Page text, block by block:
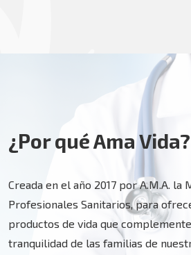
¿Por qué Ama Vida?
Creada en el año 2017 por A.M.A. la
Profesionales Sanitarios, para
productos de vida que
tranquilidad de las familias de